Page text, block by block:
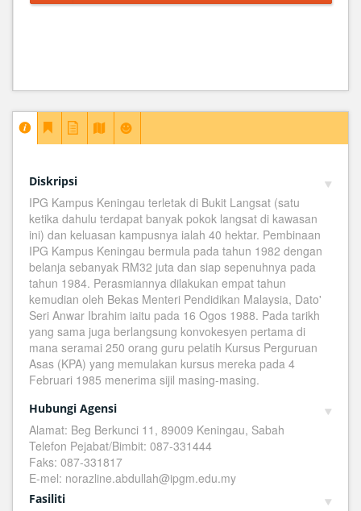
Diskripsi
IPG Kampus Keningau terletak di Bukit Langsat (satu
ketika dahulu terdapat banyak pokok langsat di kawasan
ini) dan keluasan kampusnya ialah 40 hektar. Pembinaan
IPG Kampus Keningau bermula pada tahun 1982 dengan
belanja sebanyak RM32 juta dan siap sepenuhnya pada
tahun 1984. Perasmiannya dilakukan empat tahun
kemudian oleh Bekas Menteri Pendidikan Malaysia, Dato'
Seri Anwar Ibrahim iaitu pada 16 Ogos 1988. Pada tarikh
yang sama juga berlangsung konvokesyen pertama di
mana seramai 250 orang guru pelatih Kursus Perguruan
Asas (KPA) yang memulakan kursus mereka pada 4
Februari 1985 menerima sijil masing-masing.
Hubungi Agensi
Alamat: Beg Berkunci 11, 89009 Keningau, Sabah
Telefon Pejabat/Bimbit: 087-331444
Faks: 087-331817
E-mel: norazline.abdullah@ipgm.edu.my
Fasiliti